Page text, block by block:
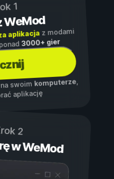
1
WeMod
aplikacjaz modami
3000+ gier
swoim komputerze,
aplikację
2
w WeMod